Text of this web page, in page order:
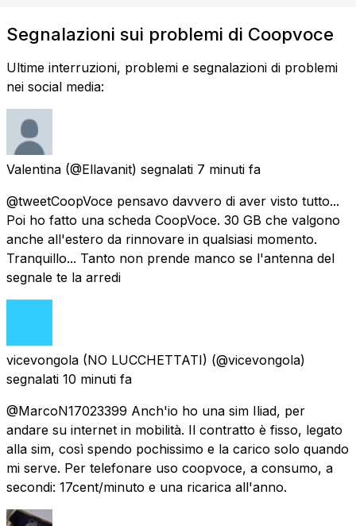
Segnalazioni sui problemi di Coopvoce
Ultime interruzioni, problemi e segnalazioni di problemi
nei social media:
Valentina (@Ellavanit) segnalati 7 minuti fa
@tweetCoopVoce pensavo davvero di aver visto tutto...
Poi ho fatto una scheda CoopVoce. 30 GB che valgono
anche all'estero da rinnovare in qualsiasi momento.
Tranquillo... Tanto non prende manco se l'antenna del
segnale te la arredi
vicevongola (NO LUCCHETTATI) (@vicevongola)
segnalati 10 minuti fa
@MarcoN17023399 Anch'io ho una sim Iliad, per
andare su internet in mobilità. Il contratto è fisso, legato
alla sim, così spendo pochissimo e la carico solo quando
mi serve. Per telefonare uso coopvoce, a consumo, a
secondi: 17cent/minuto e una ricarica all'anno.